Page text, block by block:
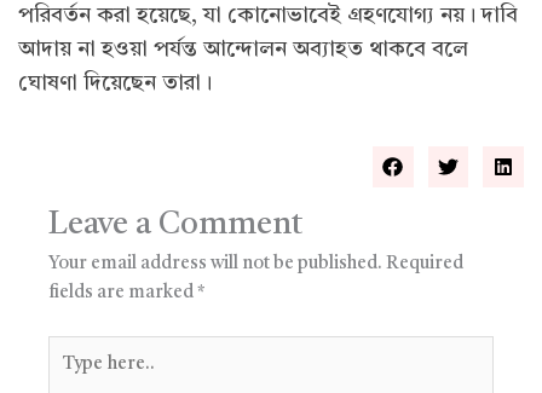
পরিবর্তন করা হয়েছে, যা কোনোভাবেই গ্রহণযোগ্য নয়। দাবি
আদায় না হওয়া পর্যন্ত আন্দোলন অব্যাহত থাকবে বলে
ঘোষণা দিয়েছেন তারা।
Leave a Comment
Your email address will not be published. Required
fields are marked *
here..